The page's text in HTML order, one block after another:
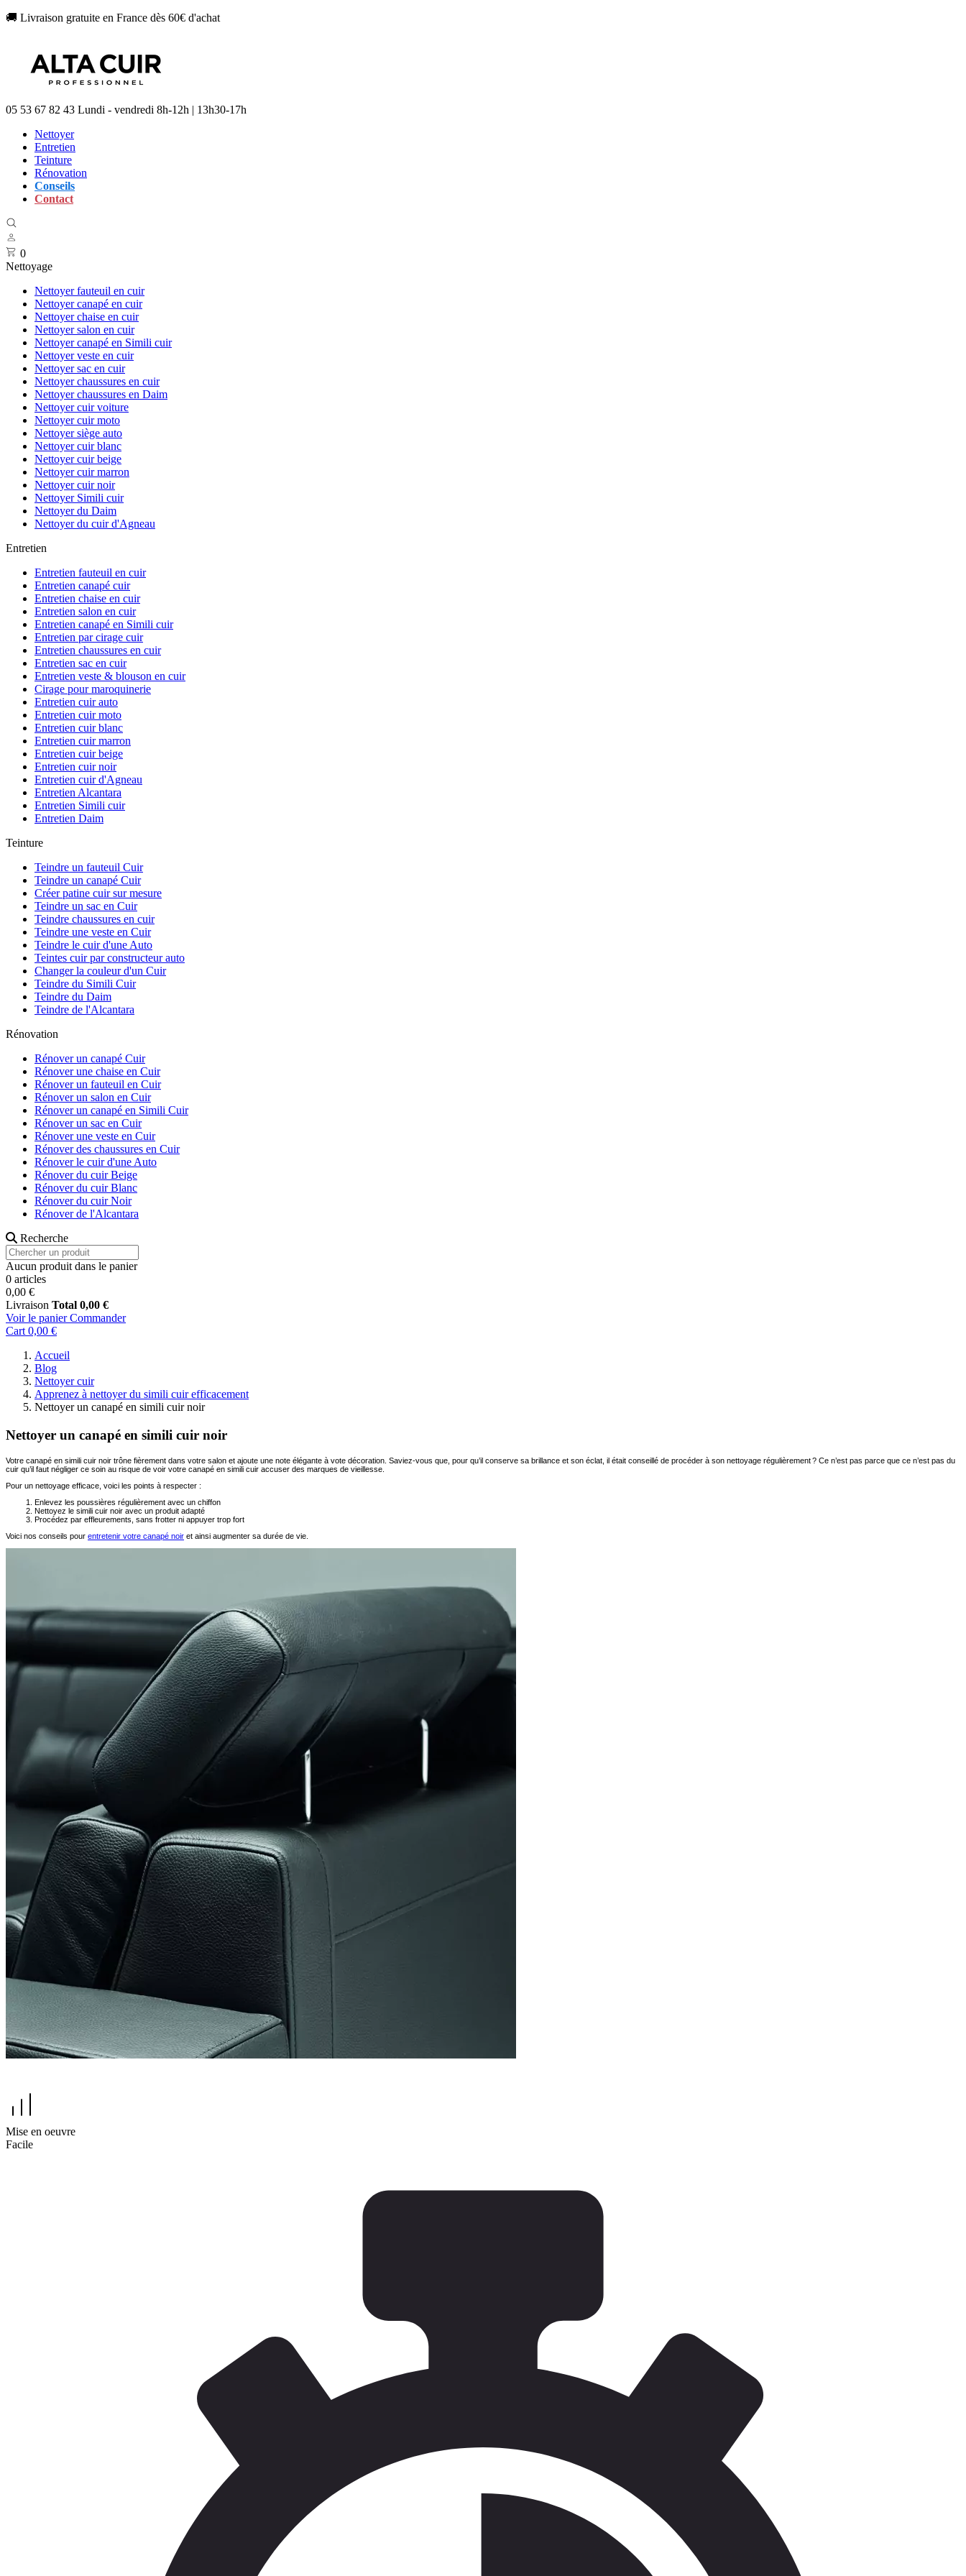
🚚 Livraison gratuite en France dès 60€ d'achat
05 53 67 82 43 Lundi - vendredi 8h-12h | 13h30-17h
Nettoyer
Entretien
Teinture
Rénovation
Conseils
Contact
0
Nettoyage
Nettoyer fauteuil en cuir
Nettoyer canapé en cuir
Nettoyer chaise en cuir
Nettoyer salon en cuir
Nettoyer canapé en Simili cuir
Nettoyer veste en cuir
Nettoyer sac en cuir
Nettoyer chaussures en cuir
Nettoyer chaussures en Daim
Nettoyer cuir voiture
Nettoyer cuir moto
Nettoyer siège auto
Nettoyer cuir blanc
Nettoyer cuir beige
Nettoyer cuir marron
Nettoyer cuir noir
Nettoyer Simili cuir
Nettoyer du Daim
Nettoyer du cuir d'Agneau
Entretien
Entretien fauteuil en cuir
Entretien canapé cuir
Entretien chaise en cuir
Entretien salon en cuir
Entretien canapé en Simili cuir
Entretien par cirage cuir
Entretien chaussures en cuir
Entretien sac en cuir
Entretien veste & blouson en cuir
Cirage pour maroquinerie
Entretien cuir auto
Entretien cuir moto
Entretien cuir blanc
Entretien cuir marron
Entretien cuir beige
Entretien cuir noir
Entretien cuir d'Agneau
Entretien Alcantara
Entretien Simili cuir
Entretien Daim
Teinture
Teindre un fauteuil Cuir
Teindre un canapé Cuir
Créer patine cuir sur mesure
Teindre un sac en Cuir
Teindre chaussures en cuir
Teindre une veste en Cuir
Teindre le cuir d'une Auto
Teintes cuir par constructeur auto
Changer la couleur d'un Cuir
Teindre du Simili Cuir
Teindre du Daim
Teindre de l'Alcantara
Rénovation
Rénover un canapé Cuir
Rénover une chaise en Cuir
Rénover un fauteuil en Cuir
Rénover un salon en Cuir
Rénover un canapé en Simili Cuir
Rénover un sac en Cuir
Rénover une veste en Cuir
Rénover des chaussures en Cuir
Rénover le cuir d'une Auto
Rénover du cuir Beige
Rénover du cuir Blanc
Rénover du cuir Noir
Rénover de l'Alcantara
Recherche
Aucun produit dans le panier
0 articles
0,00 €
Livraison Total 0,00 €
Voir le panier Commander
Cart 0,00 €
Accueil
Blog
Nettoyer cuir
Apprenez à nettoyer du simili cuir efficacement
Nettoyer un canapé en simili cuir noir
Nettoyer un canapé en simili cuir noir
Votre canapé en simili cuir noir trône fièrement dans votre salon et ajoute une note élégante à vote décoration. Saviez-vous que, pour qu’il conserve sa brillance et son éclat, il était conseillé de procéder à son nettoyage régulièrement ? Ce n’est pas parce que ce n’est pas du
cuir qu’il faut négliger ce soin au risque de voir votre canapé en simili cuir accuser des marques de vieillesse.
Pour un nettoyage efficace, voici les points à respecter :
Enlevez les poussières régulièrement avec un chiffon
Nettoyez le simili cuir noir avec un produit adapté
Procédez par effleurements, sans frotter ni appuyer trop fort
Voici nos conseils pour entretenir votre canapé noir et ainsi augmenter sa durée de vie.
Mise en oeuvre
Facile